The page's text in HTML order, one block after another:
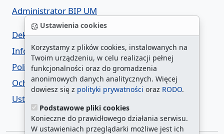
Ustawienia cookies
Korzystamy z plików cookies, instalowanych na
Twoim urządzeniu, w celu realizacji pełnej
funkcjonalności oraz do gromadzenia
anonimowych danych analitycznych. Więcej
dowiesz się z polityki prywatności oraz RODO.
Podstawowe pliki cookies
Konieczne do prawidłowego działania serwisu.
W ustawieniach przeglądarki możliwe jest ich
Administrator BIP UM
Deklaracja dostępności
Informacja o urzędzie w ETR
Polityka prywatności
Ochrona danych osobowych
Ustawienia cookies